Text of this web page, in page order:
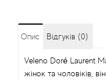
Опис Відгуків (0)
Veleno Doré Laurent
жінок та чоловіків,